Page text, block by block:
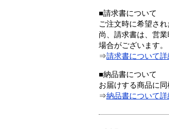
■請求書について
ご注文時に希望さ
尚、請求書は、営
場合がございます。
⇒請求書について詳
■納品書について
お届けする商品に同
⇒納品書について詳